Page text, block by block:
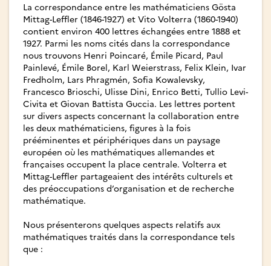
La correspondance entre les mathématiciens Gösta
Mittag-Leffler (1846-1927) et Vito Volterra (1860-1940)
contient environ 400 lettres échangées entre 1888 et
1927. Parmi les noms cités dans la correspondance
nous trouvons Henri Poincaré, Émile Picard, Paul
Painlevé, Émile Borel, Karl Weierstrass, Felix Klein, Ivar
Fredholm, Lars Phragmén, Sofia Kowalevsky,
Francesco Brioschi, Ulisse Dini, Enrico Betti, Tullio Levi-
Civita et Giovan Battista Guccia. Les lettres portent
sur divers aspects concernant la collaboration entre
les deux mathématiciens, figures à la fois
prééminentes et périphériques dans un paysage
européen où les mathématiques allemandes et
françaises occupent la place centrale. Volterra et
Mittag-Leffler partageaient des intérêts culturels et
des préoccupations d’organisation et de recherche
mathématique.
Nous présenterons quelques aspects relatifs aux
mathématiques traités dans la correspondance tels
que :